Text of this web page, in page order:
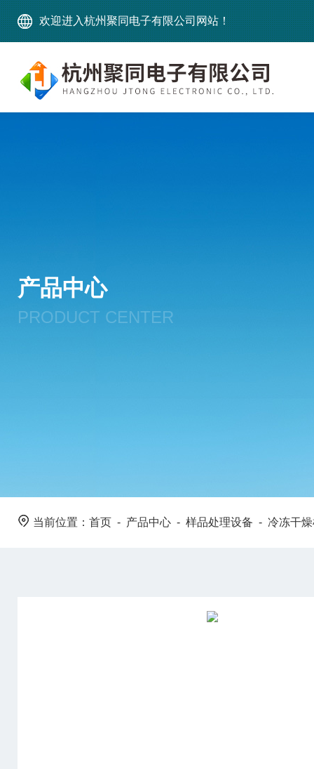
欢迎进入杭州聚同电子有限公司网站！
产品中心
PRODUCT CENTER
当前位置： 首页 - 产品中心 - 样品处理设备 - 冷冻干